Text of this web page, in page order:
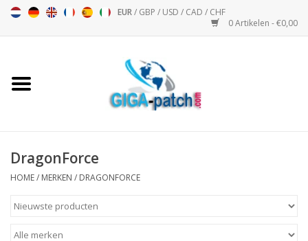
EUR/ GBP / USD / CAD / CHF
0 Artikelen - €0,00
Motor Sport - Sport
DragonForce
HOME/ MERKEN / DRAGONFORCE